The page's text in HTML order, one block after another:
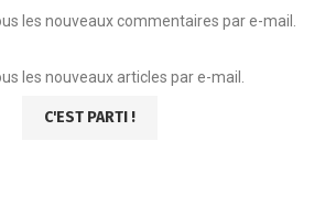
les nouveaux commentaires par e-mail.
les nouveaux articles par e-mail.